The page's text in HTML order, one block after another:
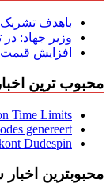
باهدف
وزیر جهاد:
افزایش
محبوب ترین
Time Limits
genereert
Dudespin
محبوبترین